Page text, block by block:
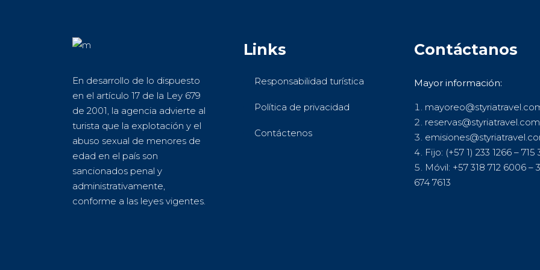
En desarrollo de lo dispuesto
en el artículo 17 de la Ley 679
de 2001, la agencia advierte al
turista que la explotación y el
abuso sexual de menores de
edad en el país son
sancionados penal y
administrativamente,
conforme a las leyes vigentes.
Links
Responsabilidad turística
Política de privacidad
Contáctenos
Contáctanos
Mayor información:
reservas@styriatravel.com
Fijo: (+57 1) 233 1266 – 715
Móvil: +57 318 712 6006 –
674 7613